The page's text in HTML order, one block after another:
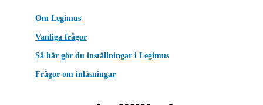
Om Legimus
Vanliga frågor
Så här gör du inställningar i Legimus
Frågor om inläsningar